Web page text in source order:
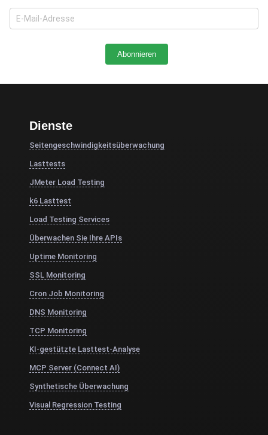
Dienste
Seitengeschwindigkeitsüberwachung
Lasttests
JMeter Load Testing
k6 Lasttest
Load Testing Services
Überwachen Sie Ihre APIs
Uptime Monitoring
SSL Monitoring
Cron Job Monitoring
DNS Monitoring
TCP Monitoring
KI-gestützte Lasttest-Analyse
MCP Server (Connect AI)
Synthetische Überwachung
Visual Regression Testing